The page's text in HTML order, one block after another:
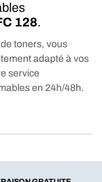
128.
toners, vous
adapté à vos
service
en 24h/48h.